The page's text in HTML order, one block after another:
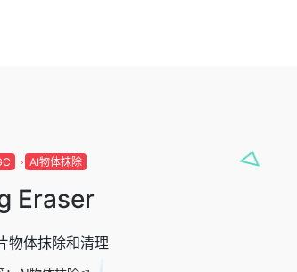
AI物体抹除
Eraser
物体抹除和清理